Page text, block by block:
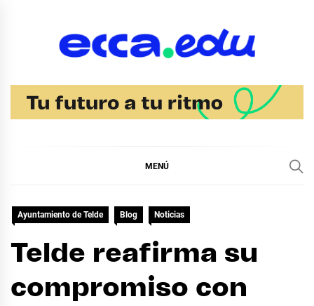
MENÚ
Ayuntamiento de Telde Blog Noticias
Telde reafirma su
compromiso con